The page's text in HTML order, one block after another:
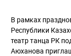
В рамках
Республики
театр танца РК
Аюханова